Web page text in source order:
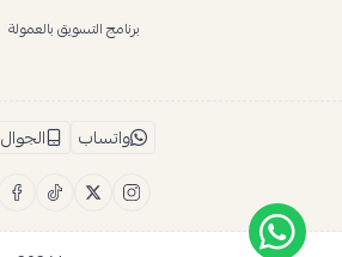
برنامج التسويق بالعمولة
واتساب الجوال